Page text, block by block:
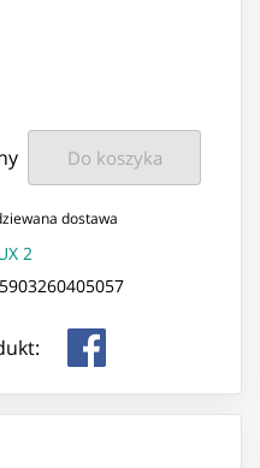
Do koszyka
dostawa
2
5903260405057